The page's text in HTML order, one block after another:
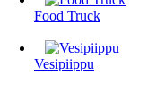
Food Truck
Vesipiippu